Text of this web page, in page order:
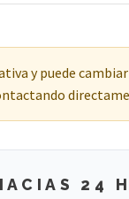
y puede cambiar
24